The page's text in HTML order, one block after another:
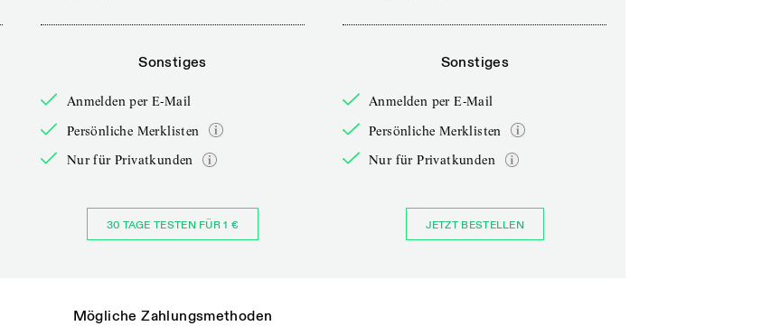
Sonstiges
Anmelden per E-Mail
Persönliche Merklisten
Nur für Privatkunden
30 TAGE TESTEN FÜR 1 €
Sonstiges
Anmelden per E-Mail
Persönliche Merklisten
Nur für Privatkunden
JETZT BESTELLEN
Mögliche Zahlungsmethoden